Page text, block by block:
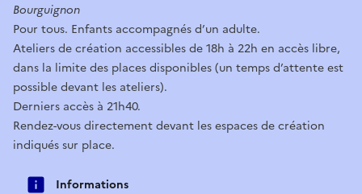
Bourguignon
Pour tous. Enfants accompagnés d’un adulte.
Ateliers de création accessibles de 18h à 22h en accès libre,
dans la limite des places disponibles (un temps d’attente est
possible devant les ateliers).
Derniers accès à 21h40.
Rendez-vous directement devant les espaces de création
indiqués sur place.
Informations